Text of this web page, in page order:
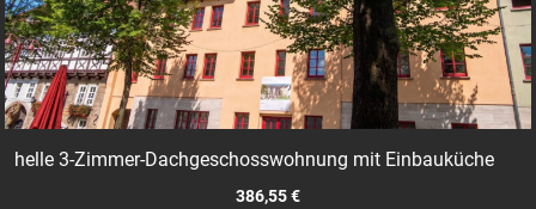
helle 3-Zimmer-Dachgeschosswohnung mit Einbauküche
386,55 €